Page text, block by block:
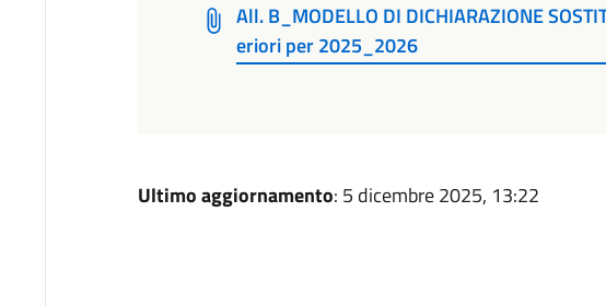
All. B_MODELLO DI DICHIARAZIONE
eriori per 2025_2026
Ultimo aggiornamento: 5 dicembre 2025, 13:22